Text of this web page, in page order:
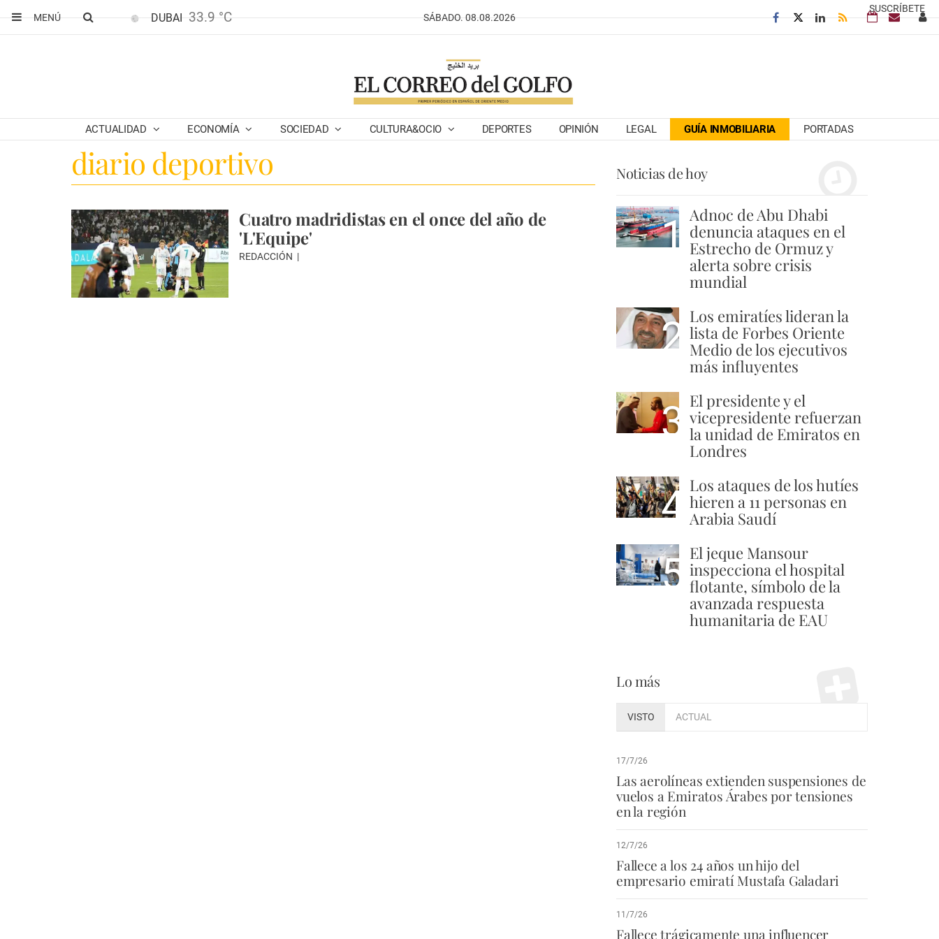
SUSCRÍBETE
MENÚ
DUBAI 33.9 °C SÁBADO. 08.08.2026
ACTUALIDAD ECONOMÍA SOCIEDAD CULTURA&OCIO DEPORTES OPINIÓN LEGAL GUÍA INMOBILIARIA PORTADAS
diario deportivo
Cuatro madridistas en el once del año de
'L'Equipe'
REDACCIÓN
Noticias de hoy
1 Adnoc de Abu Dhabi
denuncia ataques en el
Estrecho de Ormuz y
alerta sobre crisis
mundial
2 Los emiratíes lideran la
lista de Forbes Oriente
Medio de los ejecutivos
más influyentes
3 El presidente y el
vicepresidente refuerzan
la unidad de Emiratos en
Londres
4 Los ataques de los hutíes
hieren a 11 personas en
Arabia Saudí
5 El jeque Mansour
inspecciona el hospital
flotante, símbolo de la
avanzada respuesta
humanitaria de EAU
Lo más
VISTO ACTUAL
17/7/26
Las aerolíneas extienden suspensiones de
vuelos a Emiratos Árabes por tensiones
en la región
12/7/26
Fallece a los 24 años un hijo del
empresario emiratí Mustafa Galadari
11/7/26
Fallece trágicamente una influencer